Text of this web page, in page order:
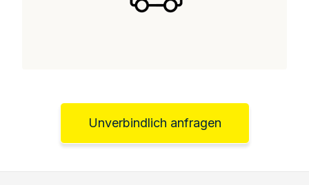
Unverbindlich anfragen